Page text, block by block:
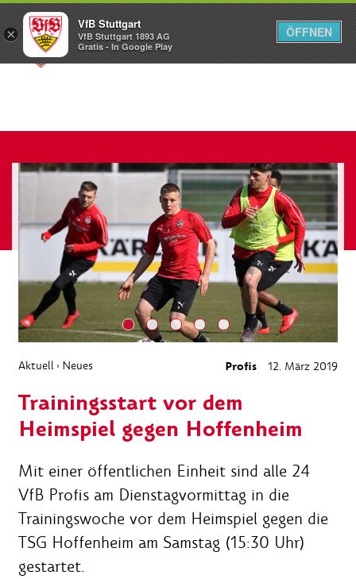
Menü
Aktuell › Neues Profis 12. März 2019
Trainingsstart vor dem
Heimspiel gegen Hoffenheim
Mit einer öffentlichen Einheit sind alle 24
VfB Profis am Dienstagvormittag in die
Trainingswoche vor dem Heimspiel gegen die
TSG Hoffenheim am Samstag (15:30 Uhr)
gestartet.
×
VfB Stuttgart
VfB Stuttgart 1893 AG
Gratis - In Google Play
ÖFFNEN